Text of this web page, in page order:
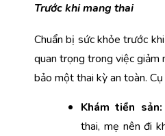
Trước khi mang thai
Chuẩn bị sức khỏe trước
quan trọng trong việc giảm
bảo một thai kỳ an toàn.
Khám tiền sản:
thai, mẹ nên đi